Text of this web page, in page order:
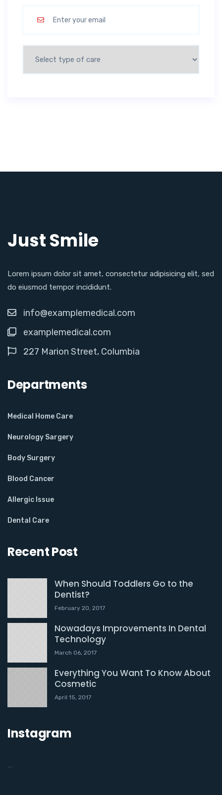
Just Smile
Lorem ipsum dolor sit amet, consectetur adipisicing elit, sed
do eiusmod tempor incididunt.
info@examplemedical.com
examplemedical.com
227 Marion Street, Columbia
Departments
Medical Home Care
Neurology Sargery
Body Surgery
Blood Cancer
Allergic Issue
Dental Care
Recent Post
When Should Toddlers Go to the
Dentist?
February 20, 2017
Nowadays Improvements In Dental
Technology
March 06, 2017
Everything You Want To Know About
Cosmetic
April 15, 2017
Instagram
…